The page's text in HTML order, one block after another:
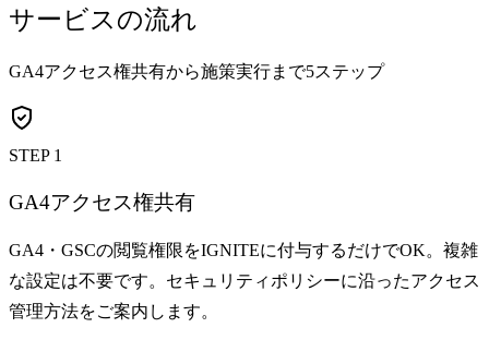
サービスの流れ
GA4アクセス権共有から施策実行まで5ステップ
STEP 1
GA4アクセス権共有
GA4・GSCの閲覧権限をIGNITEに付与するだけでOK。複雑
な設定は不要です。セキュリティポリシーに沿ったアクセス
管理方法をご案内します。